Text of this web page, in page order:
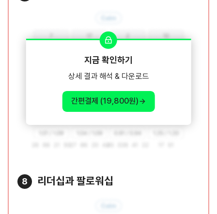
지금 확인하기
상세 결과 해석 & 다운로드
간편결제 (19,800원)
8 리더십과 팔로워십